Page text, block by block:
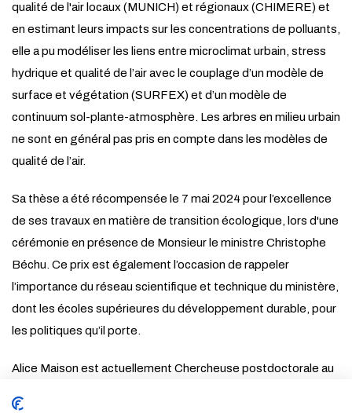
qualité de l'air locaux (MUNICH) et régionaux (CHIMERE) et
en estimant leurs impacts sur les concentrations de polluants,
elle a pu modéliser les liens entre microclimat urbain, stress
hydrique et qualité de l’air avec le couplage d’un modèle de
surface et végétation (SURFEX) et d’un modèle de
continuum sol-plante-atmosphère. Les arbres en milieu urbain
ne sont en général pas pris en compte dans les modèles de
qualité de l’air.
Sa thèse a été récompensée le 7 mai 2024 pour l’excellence
de ses travaux en matière de transition écologique, lors d'une
cérémonie en présence de Monsieur le ministre Christophe
Béchu. Ce prix est également l’occasion de rappeler
l’importance du réseau scientifique et technique du ministère,
dont les écoles supérieures du développement durable, pour
les politiques qu’il porte.
Alice Maison est actuellement Chercheuse postdoctorale au